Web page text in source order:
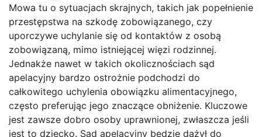
Mowa tu o sytuacjach skrajnych, takich jak popełnienie
przestępstwa na szkodę zobowiązanego, czy
uporczywe uchylanie się od kontaktów z osobą
zobowiązaną, mimo istniejącej więzi rodzinnej.
Jednakże nawet w takich okolicznościach sąd
apelacyjny bardzo ostrożnie podchodzi do
całkowitego uchylenia obowiązku alimentacyjnego,
często preferując jego znaczące obniżenie. Kluczowe
jest zawsze dobro osoby uprawnionej, zwłaszcza jeśli
jest to dziecko. Sąd apelacyjny będzie dążył do